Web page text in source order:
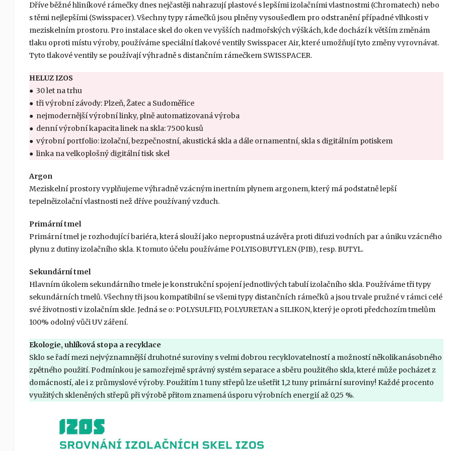
Dříve běžné hliníkové rámečky dnes nejčastěji nahrazují plastové s lepšími izolačními vlastnostmi (Chromatech) nebo
s těmi nejlepšími (Swisspacer). Všechny typy rámečků jsou plněny vysoušedlem pro odstranění případné vlhkosti v
meziskelním prostoru. Pro instalace skel do oken ve vyšších nadmořských výškách, kde dochází k větším změnám
tlaku oproti místu výroby, používáme speciální tlakové ventily Swisspacer Air, které umožňují tyto změny vyrovnávat.
Tyto tlakové ventily se používají výhradně s distančním rámečkem SWISSPACER.
HELUZ IZOS
● 30 let na trhu
● tři výrobní závody: Plzeň, Žatec a Sudoměřice
● nejmodernější výrobní linky, plně automatizovaná výroba
● denní výrobní kapacita linek na skla: 7500 kusů
● výrobní portfolio: izolační, bezpečnostní, akustická skla a dále ornamentní, skla s digitálním potiskem
● linka na velkoplošný digitální tisk skel
Argon
Meziskelní prostory vyplňujeme výhradně vzácným inertním plynem argonem, který má podstatně lepší
tepelněizolační vlastnosti než dříve používaný vzduch.
Primární tmel
Primární tmel je rozhodující bariéra, která slouží jako nepropustná uzávěra proti difuzi vodních par a úniku vzácného
plynu z dutiny izolačního skla. K tomuto účelu používáme POLYISOBUTYLEN (PIB), resp. BUTYL.
Sekundární tmel
Hlavním úkolem sekundárního tmele je konstrukční spojení jednotlivých tabulí izolačního skla. Používáme tři typy
sekundárních tmelů. Všechny tři jsou kompatibilní se všemi typy distančních rámečků a jsou trvale pružné v rámci celé
své životnosti v izolačním skle. Jedná se o: POLYSULFID, POLYURETAN a SILIKON, který je oproti předchozím tmelům
100% odolný vůči UV záření.
Ekologie, uhlíková stopa a recyklace
Sklo se řadí mezi nejvýznamnější druhotné suroviny s velmi dobrou recyklovatelností a možností několikanásobného
zpětného použití. Podmínkou je samozřejmě správný systém separace a sběru použitého skla, které může pocházet z
domácností, ale i z průmyslové výroby. Použitím 1 tuny střepů lze ušetřit 1,2 tuny primární suroviny! Každé procento
využitých skleněných střepů při výrobě přitom znamená úsporu výrobních energií až 0,25 %.